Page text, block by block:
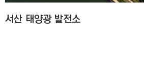
서산 태양광 발전소